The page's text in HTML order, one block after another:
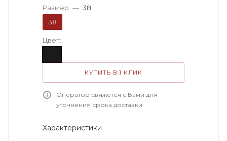
Размер — 38
38
Цвет:
КУПИТЬ В 1 КЛИК
Оператор свяжется с Вами для
уточнения срока доставки.
Характеристики